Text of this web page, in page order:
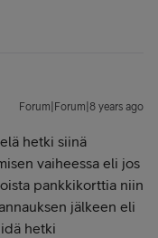
Forum|Forum|8 years ago
hetki siinä
vaiheessa eli jos
pankkikorttia niin
jälkeen eli
hetki